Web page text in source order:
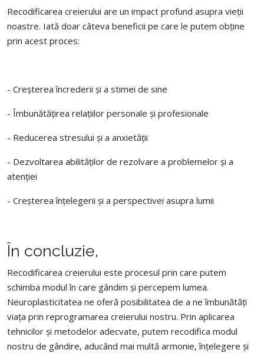
Recodificarea creierului are un impact profund asupra vieții
noastre. Iată doar câteva beneficii pe care le putem obține
prin acest proces:
- Creșterea încrederii și a stimei de sine
- Îmbunătățirea relațiilor personale și profesionale
- Reducerea stresului și a anxietății
- Dezvoltarea abilităților de rezolvare a problemelor și a
atenției
- Creșterea înțelegerii și a perspectivei asupra lumii
În concluzie,
Recodificarea creierului este procesul prin care putem
schimba modul în care gândim și percepem lumea.
Neuroplasticitatea ne oferă posibilitatea de a ne îmbunătăți
viața prin reprogramarea creierului nostru. Prin aplicarea
tehnicilor și metodelor adecvate, putem recodifica modul
nostru de gândire, aducând mai multă armonie, înțelegere și